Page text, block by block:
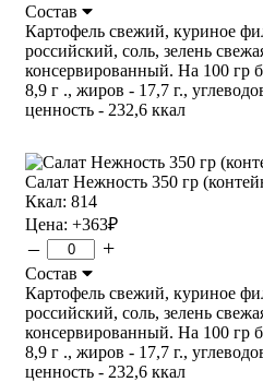
Состав
Картофель свежий, куриное
российский, соль, зелень
консервированный. На 100 гр
8,9 г ., жиров - 17,7 г.,
ценность - 232,6 ккал
Салат Нежность 350 гр
Ккал: 814
Цена: +363₽
– +
Состав
Картофель свежий, куриное
российский, соль, зелень
консервированный. На 100 гр
8,9 г ., жиров - 17,7 г.,
ценность - 232,6 ккал